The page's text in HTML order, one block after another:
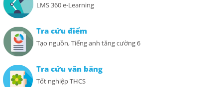
LMS 360 e-Learning
Tra cứu điểm
Tạo nguồn, Tiếng anh tăng cường 6
Tra cứu văn bằng
Tốt nghiệp THCS